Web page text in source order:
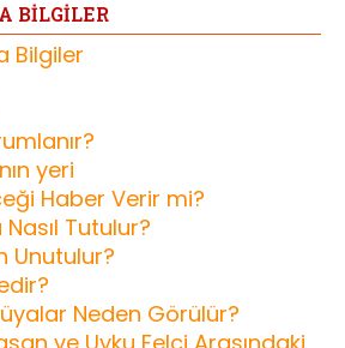
BİLGİLER
Bilgiler
yeri
Haber Verir mi?
Tutulur?
Unutulur?
Neden Görülür?